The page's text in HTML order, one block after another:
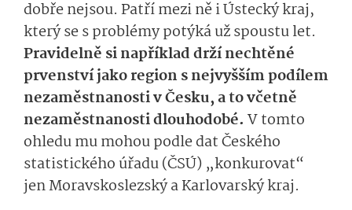
dobře nejsou. Patří mezi ně i Ústecký kraj,
který se s problémy potýká už spoustu let.
Pravidelně si například drží nechtěné
prvenství jako region s nejvyšším podílem
nezaměstnanosti v Česku, a to včetně
nezaměstnanosti dlouhodobé. V tomto
ohledu mu mohou podle dat Českého
statistického úřadu (ČSÚ) „konkurovat“
jen Moravskoslezský a Karlovarský kraj.